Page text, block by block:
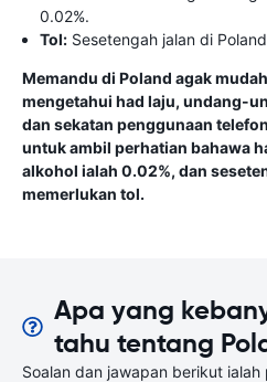
0.02%.
Tol: Sesetengah jalan di
Memandu di Poland agak
mengetahui had laju, undang-
dan sekatan penggunaan
untuk ambil perhatian bahawa
alkohol ialah 0.02%, dan
memerlukan tol.
Apa yang
tahu tentang
Soalan dan jawapan berikut